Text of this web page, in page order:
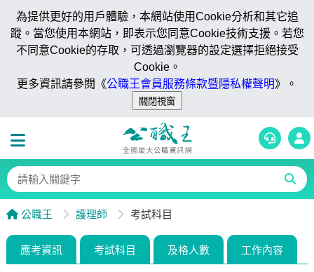
為提供更好的用戶體驗，本網站使用Cookie分析和其它追
蹤。當您使用本網站，即表示您同意Cookie技術支援。若您
不同意Cookie的存取，可透過瀏覽器的設定選擇拒絕接受
Cookie。
更多資訊請參閱《公職王會員服務條款暨隱私權聲明》。
公職王 護理師 考試科目
應考資訊 考試科目 及格人數 工作內容